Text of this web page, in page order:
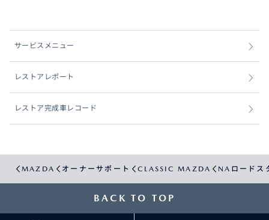
サービスメニュー
レストアレポート
レストア完成車レコード
MAZDA オーナーサポート CLASSIC MAZDA NAロードス
BACK TO TOP